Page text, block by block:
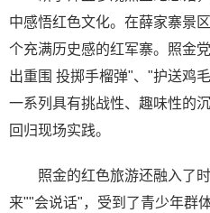
中感悟红色文化。在薛家寨景
个充满历史感的红军寨。照金
出重围 投掷手榴弹"、"护送鸡
一系列具有挑战性、趣味性的
回归现场实践。
照金的红色旅游还融入了
来""会说话"，受到了青少年群